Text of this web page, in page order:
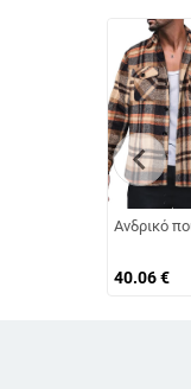
Ανδρικό
40.06€
chevron_left